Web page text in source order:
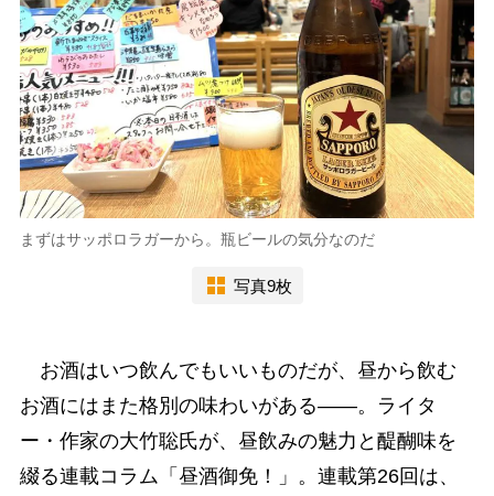
まずはサッポロラガーから。瓶ビールの気分なのだ
写真9枚
お酒はいつ飲んでもいいものだが、昼から飲む
お酒にはまた格別の味わいがある――。ライタ
ー・作家の大竹聡氏が、昼飲みの魅力と醍醐味を
綴る連載コラム「昼酒御免！」。連載第26回は、